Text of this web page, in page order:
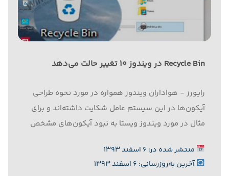
Recycle Bin در ویندوز ۱۰ تغییر حالت می‌دهد
رایورز - هواداران ویندوز همواره در مورد نحوه طراحی
آیکون‌ها در این سیستم‌ عامل شکایت داشته‌اند و برای
مثال در مورد ویندوز ویستا به نبود آیکون‌های مشخص
نبود آیکون‌های مشخص برای نمایش پیغام خطا بارها
مورد...
منتشر شده در: ۶ اسفند ۱۳۹۳
آخرین به‌روزرسانی: ۶ اسفند ۱۳۹۳